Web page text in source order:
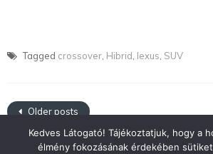
Tagged crossover Hibrid lexus SUV
Older posts
Kedves Látogató! Tájékoztatjuk, hogy a
élmény fokozásának érdekében